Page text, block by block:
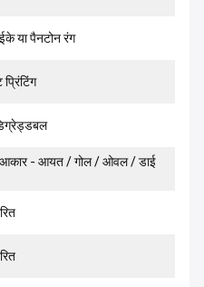
या पैनटोन रंग
- आयत / गोल / ओवल / डाई